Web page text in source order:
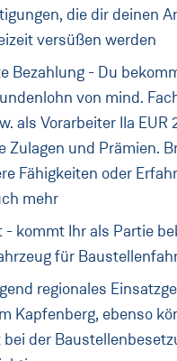
die dir deinen
versüßen werden
Bezahlung - Du
von mind.
als Vorarbeiter IIa EUR
Zulagen und Prämien.
Fähigkeiten oder
mehr
- kommt Ihr als Partie
für
regionales
Kapfenberg, ebenso
bei der